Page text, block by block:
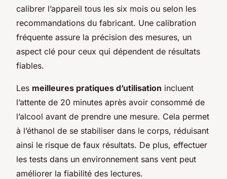
calibrer l’appareil tous les six mois ou selon les
recommandations du fabricant. Une calibration
fréquente assure la précision des mesures, un
aspect clé pour ceux qui dépendent de résultats
fiables.
Les meilleures pratiques d’utilisation incluent
l’attente de 20 minutes après avoir consommé de
l’alcool avant de prendre une mesure. Cela permet
à l’éthanol de se stabiliser dans le corps, réduisant
ainsi le risque de faux résultats. De plus, effectuer
les tests dans un environnement sans vent peut
améliorer la fiabilité des lectures.